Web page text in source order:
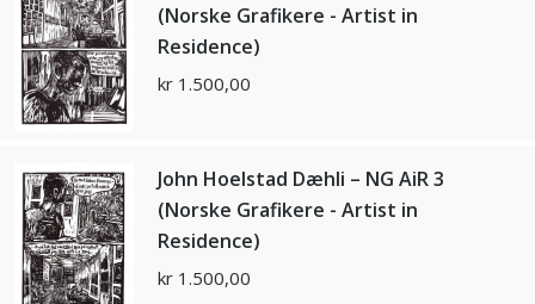
(Norske Grafikere - Artist in
Residence)
kr 1.500,00
John Hoelstad Dæhli – NG AiR 3
(Norske Grafikere - Artist in
Residence)
kr 1.500,00